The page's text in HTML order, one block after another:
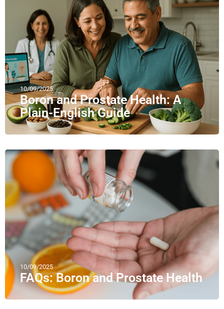
10/09/2025
Boron and Prostate Health: A
Plain-English Guide
10/09/2025
FAQs: Boron and Prostate Health